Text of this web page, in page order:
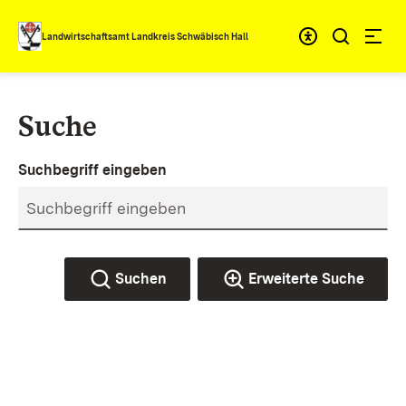
Zum Inhalt springen
Landwirtschaftsamt Landkreis Schwäbisch Hall
Suche
Suchbegriff eingeben
Suchen Erweiterte Suche